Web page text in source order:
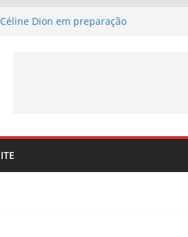
Dion em preparação
de nova canção –
3 de julho